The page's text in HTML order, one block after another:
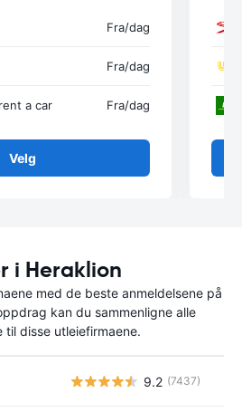
Fra/dag
Fra/dag
a car Fra/dag
Velg
i Heraklion
med de beste anmeldelsene på
kan du sammenligne alle
til disse utleiefirmaene.
9.2 (7437)